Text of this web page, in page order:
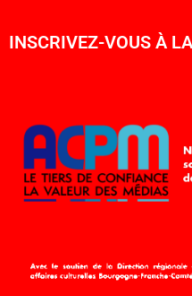
INSCRIVEZ-VOUS À